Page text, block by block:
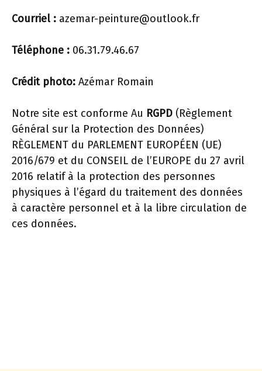
Courriel : azemar-peinture@outlook.fr
Téléphone : 06.31.79.46.67
Crédit photo: Azémar Romain
Notre site est conforme Au RGPD (Règlement
Général sur la Protection des Données)
RÈGLEMENT du PARLEMENT EUROPÉEN (UE)
2016/679 et du CONSEIL de l’EUROPE du 27 avril
2016 relatif à la protection des personnes
physiques à l’égard du traitement des données
à caractère personnel et à la libre circulation de
ces données.